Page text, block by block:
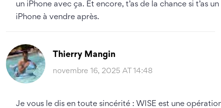
un iPhone avec ça. Et encore, t’as de la chance si t’as un
iPhone à vendre après.
Thierry Mangin
novembre 16, 2025 AT 14:48
Je vous le dis en toute sincérité : WISE est une